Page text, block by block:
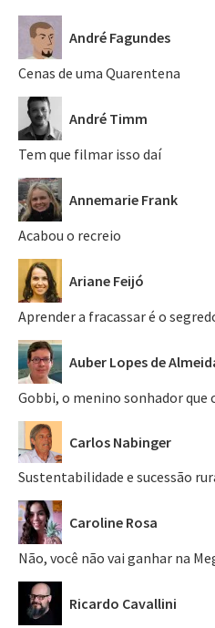
André Fagundes
Cenas de uma Quarentena
André Timm
Tem que filmar isso daí
Annemarie Frank
Acabou o recreio
Ariane Feijó
Aprender a fracassar é o
Auber Lopes de
Gobbi, o menino sonhador que
Carlos Nabinger
Sustentabilidade e sucessão
Caroline Rosa
Não, você não vai ganhar na
Ricardo Cavallini